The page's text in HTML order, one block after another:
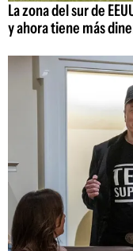
La zona del sur de
y ahora tiene más